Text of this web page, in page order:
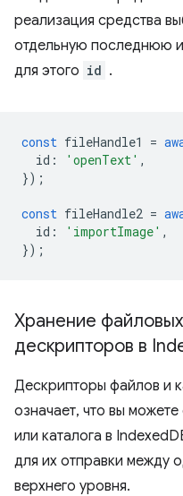
реализация средства
отдельную последнюю
для этого id .
const fileHandle1 =
id : 'openText' ,
});
const fileHandle2 =
id : 'importImage' ,
});
Хранение
дескрипторов в
Дескрипторы файлов и
означает, что вы
или каталога в
для их отправки между
верхнего уровня.